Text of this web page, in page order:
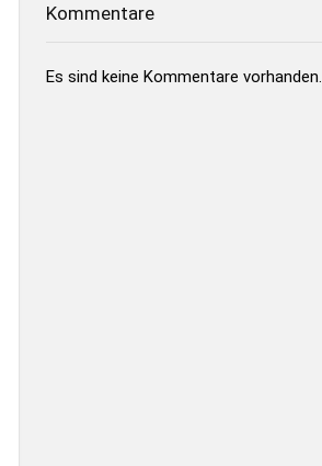
Kommentare
Es sind keine Kommentare vorhanden.